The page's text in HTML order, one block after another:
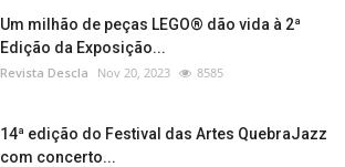
Um milhão de peças LEGO® dão vida à 2ª
Edição da Exposição...
Revista Descla Nov 20, 2023 8585
14ª edição do Festival das Artes QuebraJazz
com concerto...